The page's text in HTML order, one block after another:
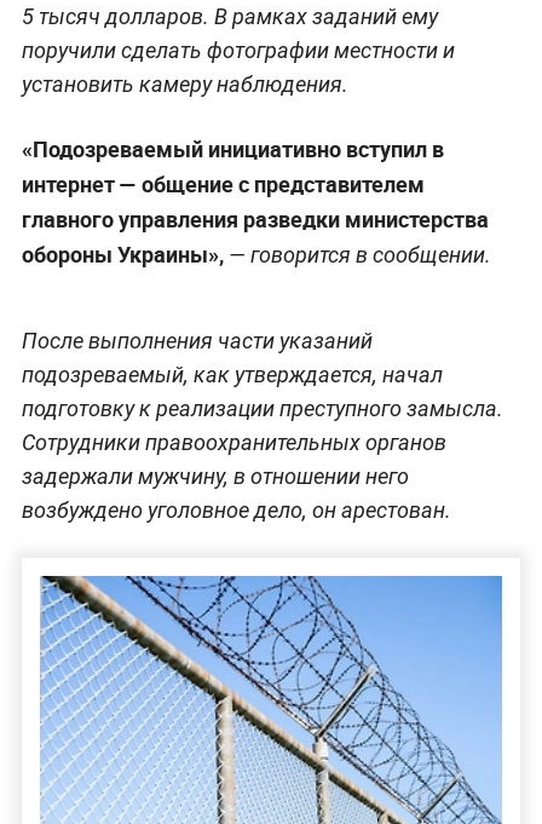
5 тысяч долларов. В рамках заданий ему
поручили сделать фотографии местности и
установить камеру наблюдения.
«Подозреваемый инициативно вступил в
интернет — общение с представителем
главного управления разведки министерства
обороны Украины», — говорится в сообщении.
После выполнения части указаний
подозреваемый, как утверждается, начал
подготовку к реализации преступного замысла.
Сотрудники правоохранительных органов
задержали мужчину, в отношении него
возбуждено уголовное дело, он арестован.